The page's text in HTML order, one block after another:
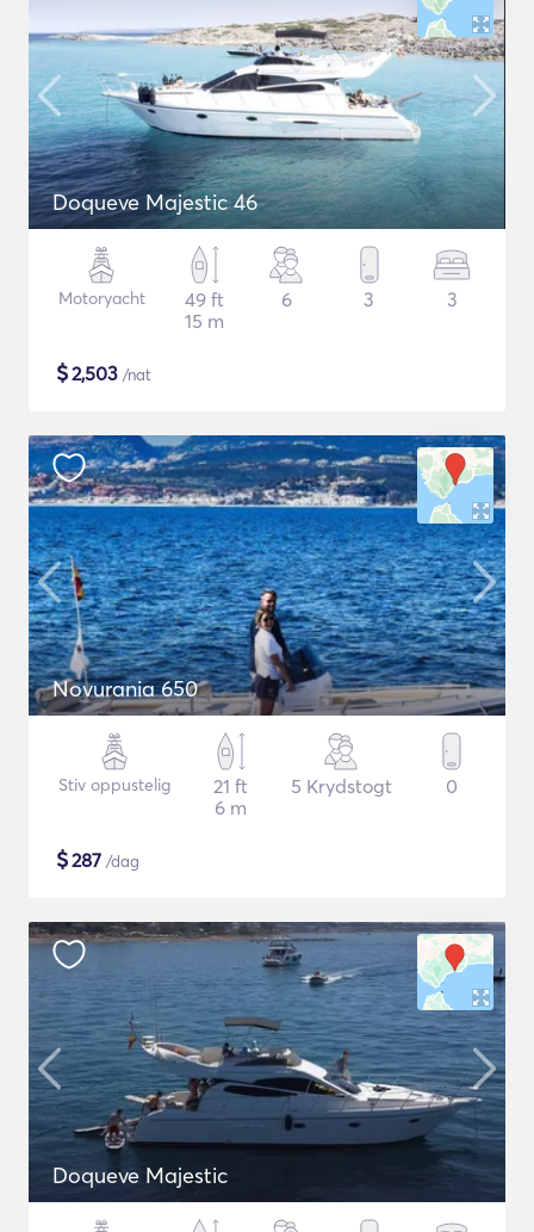
Doqueve Majestic 46
Motoryacht
49 ft
15 m
6 3 3
$2,503 /nat
Novurania 650
Stiv oppustelig
21 ft
6 m
5 Krydstogt 0
$287 /dag
Doqueve Majestic